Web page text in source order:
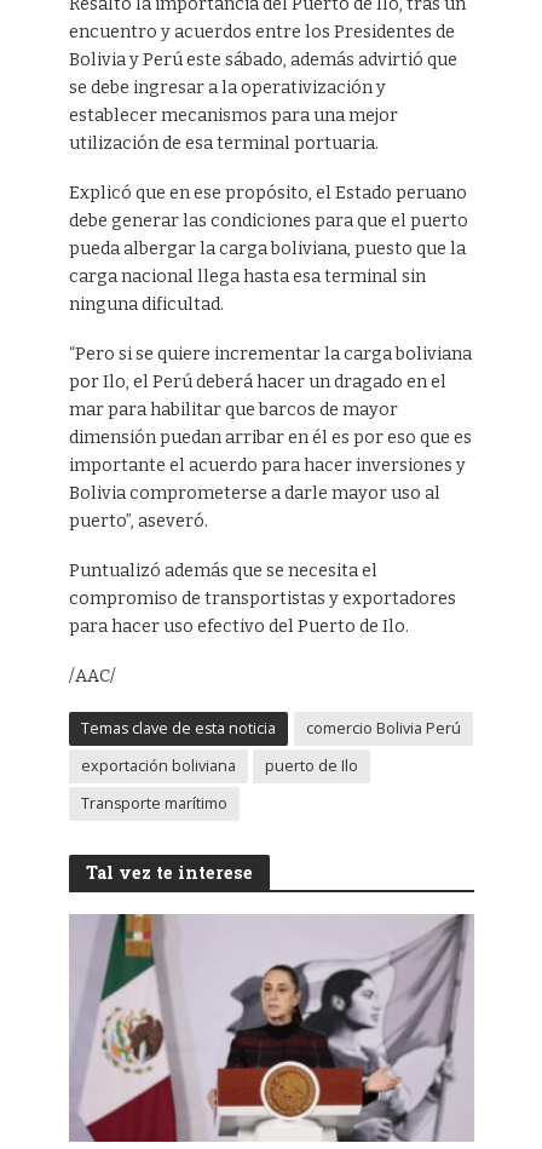
Resaltó la importancia del Puerto de Ilo, tras un
encuentro y acuerdos entre los Presidentes de
Bolivia y Perú este sábado, además advirtió que
se debe ingresar a la operativización y
establecer mecanismos para una mejor
utilización de esa terminal portuaria.
Explicó que en ese propósito, el Estado peruano
debe generar las condiciones para que el puerto
pueda albergar la carga boliviana, puesto que la
carga nacional llega hasta esa terminal sin
ninguna dificultad.
“Pero si se quiere incrementar la carga boliviana
por Ilo, el Perú deberá hacer un dragado en el
mar para habilitar que barcos de mayor
dimensión puedan arribar en él es por eso que es
importante el acuerdo para hacer inversiones y
Bolivia comprometerse a darle mayor uso al
puerto”, aseveró.
Puntualizó además que se necesita el
compromiso de transportistas y exportadores
para hacer uso efectivo del Puerto de Ilo.
/AAC/
Temas clave de esta noticia
comercio Bolivia Perú
exportación boliviana
puerto de Ilo
Transporte marítimo
Tal vez te interese